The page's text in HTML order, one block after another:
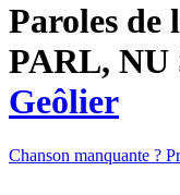
Paroles de
PARL, NU
Geôlier
Chanson manquante ?